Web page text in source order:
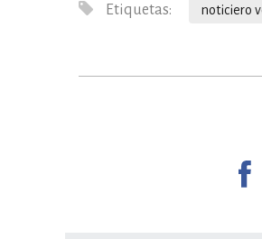
Etiquetas: noticiero